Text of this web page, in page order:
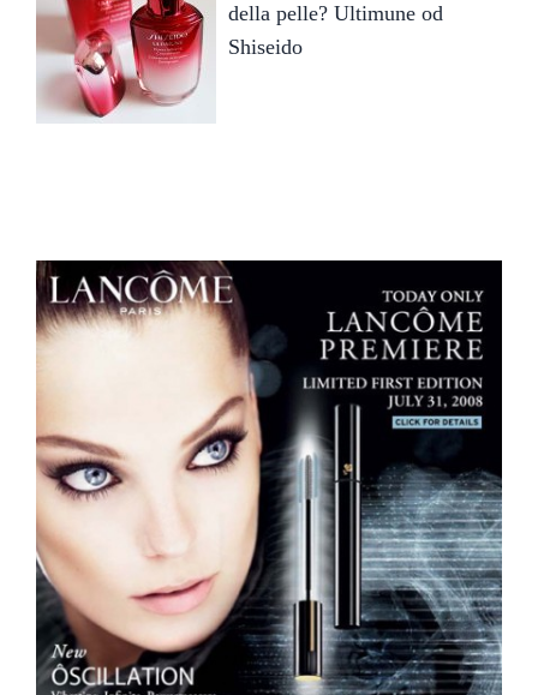
della pelle? Ultimune od
Shiseido